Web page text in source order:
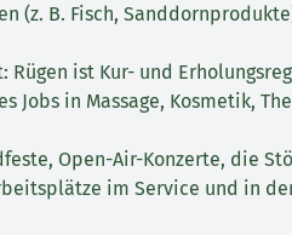
(z. B. Fisch,
Rügen ist Kur- und
Jobs in Massage, Kosmetik,
Open-Air-Konzerte, die
im Service und in